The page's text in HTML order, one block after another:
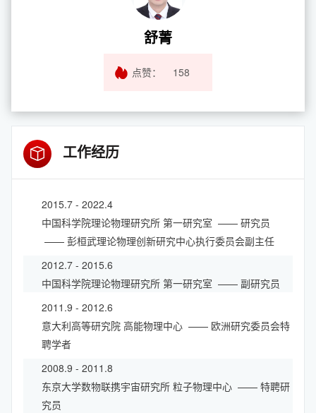
舒菁
点赞： 158
工作经历
2015.7 - 2022.4
中国科学院理论物理研究所 第一研究室 —— 研究员
—— 彭桓武理论物理创新研究中心执行委员会副主任
2012.7 - 2015.6
中国科学院理论物理研究所 第一研究室 —— 副研究员
2011.9 - 2012.6
意大利高等研究院 高能物理中心 —— 欧洲研究委员会特
聘学者
2008.9 - 2011.8
东京大学数物联携宇宙研究所 粒子物理中心 —— 特聘研
究员